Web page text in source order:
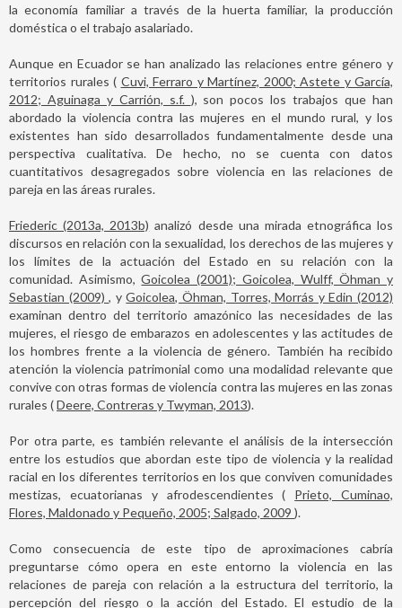
la economía familiar a través de la huerta familiar, la producción
doméstica o el trabajo asalariado.
Aunque en Ecuador se han analizado las relaciones entre género y
territorios rurales ( Cuvi, Ferraro y Martínez, 2000; Astete y García,
2012; Aguinaga y Carrión, s.f. ), son pocos los trabajos que han
abordado la violencia contra las mujeres en el mundo rural, y los
existentes han sido desarrollados fundamentalmente desde una
perspectiva cualitativa. De hecho, no se cuenta con datos
cuantitativos desagregados sobre violencia en las relaciones de
pareja en las áreas rurales.
Friederic (2013a, 2013b) analizó desde una mirada etnográfica los
discursos en relación con la sexualidad, los derechos de las mujeres y
los límites de la actuación del Estado en su relación con la
comunidad. Asimismo,Goicolea (2001); Goicolea, Wulff, Öhman y
Sebastian (2009), yGoicolea, Öhman, Torres, Morrás y Edin (2012)
examinan dentro del territorio amazónico las necesidades de las
mujeres, el riesgo de embarazos en adolescentes y las actitudes de
los hombres frente a la violencia de género. También ha recibido
atención la violencia patrimonial como una modalidad relevante que
convive con otras formas de violencia contra las mujeres en las zonas
rurales (Deere, Contreras y Twyman, 2013).
Por otra parte, es también relevante el análisis de la intersección
entre los estudios que abordan este tipo de violencia y la realidad
racial en los diferentes territorios en los que conviven comunidades
mestizas, ecuatorianas y afrodescendientes ( Prieto, Cuminao,
Flores, Maldonado y Pequeño, 2005; Salgado, 2009 ).
Como consecuencia de este tipo de aproximaciones cabría
preguntarse cómo opera en este entorno la violencia en las
relaciones de pareja con relación a la estructura del territorio, la
percepción del riesgo o la acción del Estado. El estudio de la